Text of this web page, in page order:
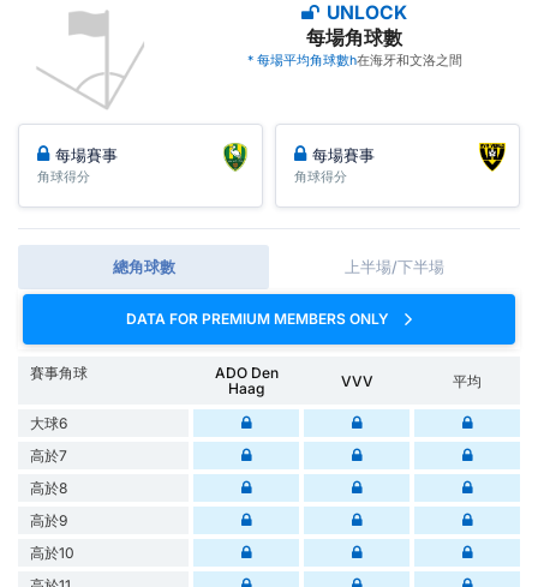
UNLOCK
每場角球數
* 每場平均角球數h在海牙和文洛之間
每場賽事
角球得分
每場賽事
角球得分
總角球數 上半場/下半場
DATA FOR PREMIUM MEMBERS ONLY
賽事角球
ADO Den
Haag
VVV 平均
大球6
高於7
高於8
高於9
高於10